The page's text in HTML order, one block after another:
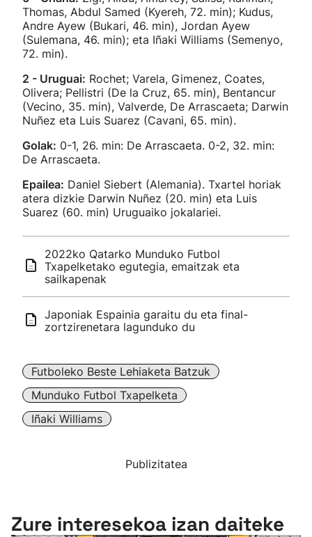
Thomas, Abdul Samed (Kyereh, 72. min); Kudus,
Andre Ayew (Bukari, 46. min), Jordan Ayew
(Sulemana, 46. min); eta Iñaki Williams (Semenyo,
72. min).
2 - Uruguai: Rochet; Varela, Gimenez, Coates,
Olivera; Pellistri (De la Cruz, 65. min), Bentancur
(Vecino, 35. min), Valverde, De Arrascaeta; Darwin
Nuñez eta Luis Suarez (Cavani, 65. min).
Golak: 0-1, 26. min: De Arrascaeta. 0-2, 32. min:
De Arrascaeta.
Epailea: Daniel Siebert (Alemania). Txartel horiak
atera dizkie Darwin Nuñez (20. min) eta Luis
Suarez (60. min) Uruguaiko jokalariei.
2022ko Qatarko Munduko Futbol
Txapelketako egutegia, emaitzak eta
sailkapenak
Japoniak Espainia garaitu du eta final-
zortzirenetara lagunduko du
Futboleko Beste Lehiaketa Batzuk
Munduko Futbol Txapelketa
Iñaki Williams
Publizitatea
Zure interesekoa izan daiteke